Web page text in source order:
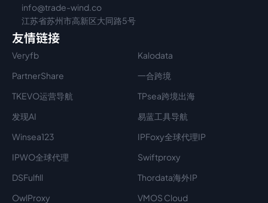
info@trade-wind.co
江苏省苏州市高新区大同路5号
友情链接
Veryfb
Kalodata
PartnerShare
一合跨境
TKEVO运营导航
TPsea跨境出海
发现AI
易蓝工具导航
Winsea123
IPFoxy全球代理IP
IPWO全球代理
Swiftproxy
DSFulfill
Thordata海外IP
OwlProxy
VMOS Cloud